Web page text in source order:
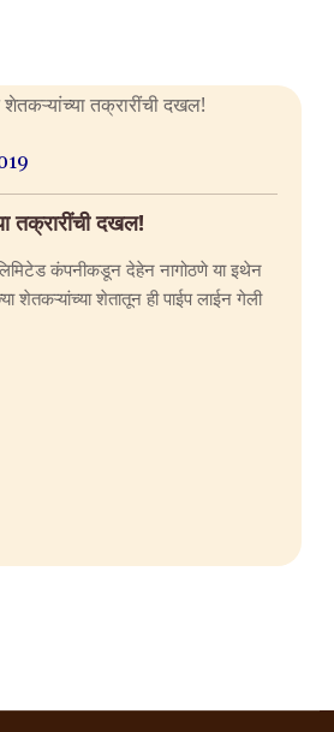
तक्रारींची दखल!
कंपनीकडून देहेन नागोठणे या इथेन
शेतकऱ्यांच्या शेतातून ही पाईप लाईन गेली